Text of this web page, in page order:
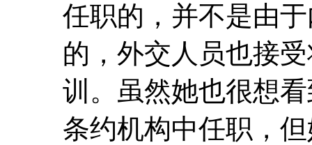
任职的，并不是由
的，外交人员也接
训。虽然她也很想
条约机构中任职，